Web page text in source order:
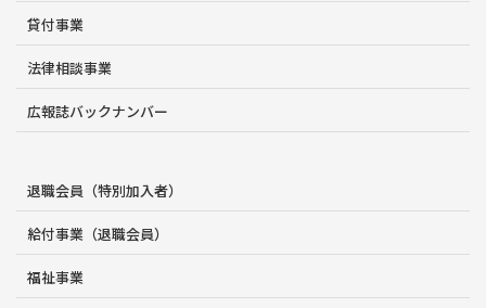
貸付事業
法律相談事業
広報誌バックナンバー
退職会員（特別加入者）
給付事業（退職会員）
福祉事業